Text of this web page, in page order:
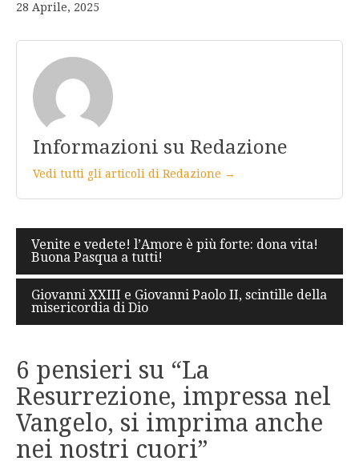
28 Aprile, 2025
Informazioni su Redazione
Vedi tutti gli articoli di Redazione →
Navigazione
articoli
Venite e vedete! l’Amore è più forte: dona vita!
Buona Pasqua a tutti!
Giovanni XXIII e Giovanni Paolo II, scintille della
misericordia di Dio
6 pensieri su “La
Resurrezione, impressa nel
Vangelo, si imprima anche
nei nostri cuori”